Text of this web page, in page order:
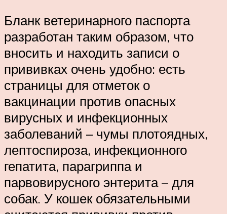
Бланк ветеринарного паспорта
разработан таким образом, что
вносить и находить записи о
прививках очень удобно: есть
страницы для отметок о
вакцинации против опасных
вирусных и инфекционных
заболеваний – чумы плотоядных,
лептоспироза, инфекционного
гепатита, парагриппа и
парвовирусного энтерита – для
собак. У кошек обязательными